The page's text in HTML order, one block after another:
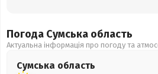
Погода Сумська область
Актуальна інформація про погоду та
Сумська область